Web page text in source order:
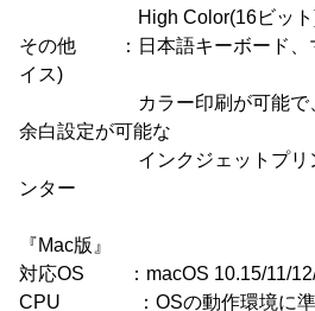
High Color(16ビット)
その他 ：日本語キーボード、
イス)
カラー印刷が可能で、上
余白設定が可能な
インクジェットプリンタ
ンター
『Mac版』
対応OS ：macOS 10.15/11/
CPU ：OSの動作環境に準